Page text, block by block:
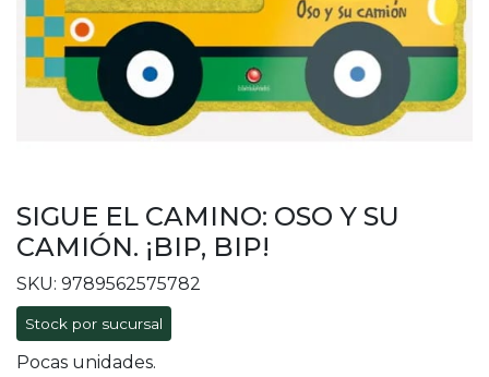
SIGUE EL CAMINO: OSO Y SU
CAMIÓN. ¡BIP, BIP!
SKU: 9789562575782
Stock por sucursal
Pocas unidades.